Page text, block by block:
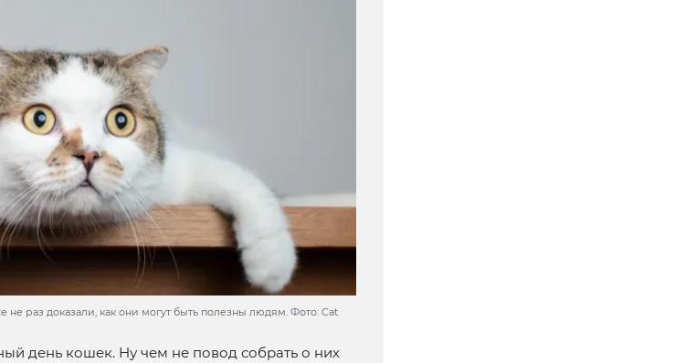
раз доказали, как они могут быть полезны людям. Фото: Cat
день кошек. Ну чем не повод собрать о них